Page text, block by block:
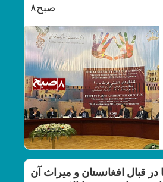
۸صبح
قبال افغانستان و میراث آن